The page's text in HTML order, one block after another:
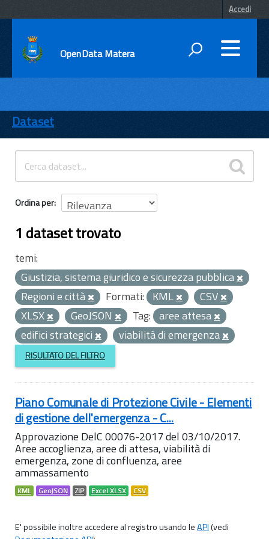
Accedi
OpenData Matera
ENTI
TEMI
INFORMAZIONI
Dataset
Ordina per
1 dataset trovato
temi:
Giustizia, sistema giuridico e sicurezza pubblica
Regioni e città
Formati: KML
CSV
XLSX
GeoJSON Tag: aree attesa
edifici strategici
viabilità di emergenza
RISULTATO DEL FILTRO
Piano Comunale di Protezione Civile - Elementi
di gestione dell'emergenza - C...
Approvazione DelC 00076-2017 del 03/10/2017.
Aree accoglienza, aree di attesa, viabilità di
emergenza, zone di confluenza, aree
ammassamento
KML GeoJSON ZIP Excel XLSX CSV
E' possibile inoltre accedere al registro usando leAPI(vedi